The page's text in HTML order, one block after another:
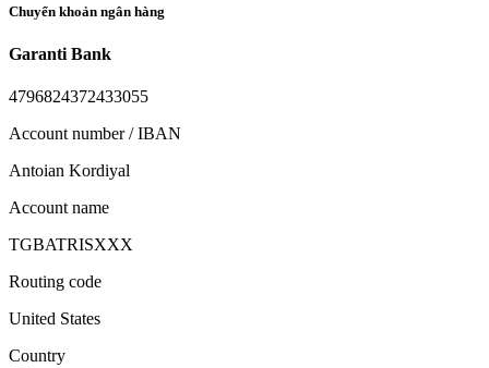
Chuyển khoản ngân hàng
Garanti Bank
4796824372433055
Account number / IBAN
Antoian Kordiyal
Account name
TGBATRISXXX
Routing code
United States
Country